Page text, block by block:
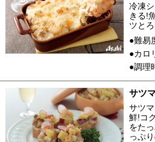
冷凍
きる!
ツと
●難易
●カロ
●調理
サツ
サツ
鮮!コ
をた
っぷ